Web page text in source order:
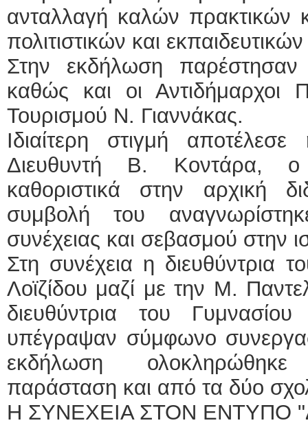
ανταλλαγή καλών πρακτικών
πολιτιστικών και
Στην εκδήλωση
καθώς και οι Αντιδήμαρχοι
Τουρισμού Ν. Γιαννάκας.
Ιδιαίτερη στιγμή
Διευθυντή Β. Κοντάρα, ο
καθοριστικά στην αρχική
συμβολή του
συνέχειας και σεβασμού στην
Στη συνέχεια η διευθύντρια
Λοϊζίδου μαζί με την Μ.
διευθύντρια του
υπέγραψαν σύμφωνο
εκδήλωση ολοκληρώθηκε
παράσταση και από τα δύο
Η ΣΥΝΕΧΕΙΑ ΣΤΟΝ ΕΝΤΥΠΟ